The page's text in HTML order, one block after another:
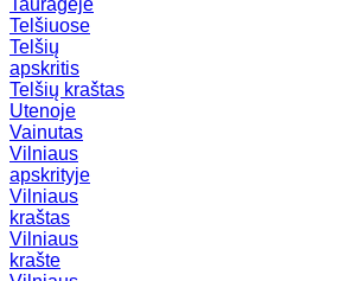
Telšiuose
Telšių
apskritis
Telšių kraštas
Utenoje
Vainutas
Vilniaus
apskrityje
Vilniaus
kraštas
Vilniaus
krašte